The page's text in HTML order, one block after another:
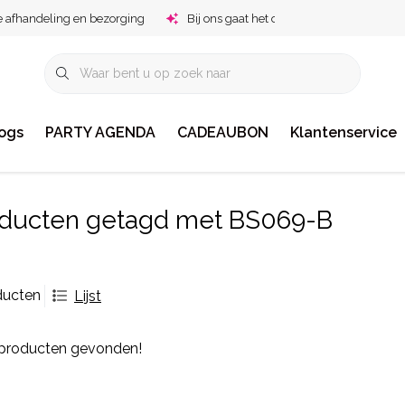
afhandeling en bezorging Bij ons gaat het om jou!
PARTY AGENDA CADEAUBON Klantenservice
getagd met BS069-B
Lijst
gevonden!